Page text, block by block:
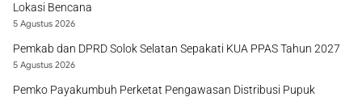
Lokasi Bencana
5 Agustus 2026
Pemkab dan DPRD Solok Selatan Sepakati KUA PPAS Tahun 2027
5 Agustus 2026
Pemko Payakumbuh Perketat Pengawasan Distribusi Pupuk